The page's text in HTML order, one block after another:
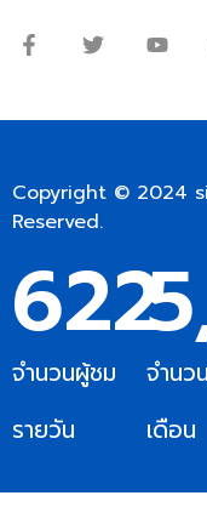
Copyright © 2024
Reserved.
จำนวนผู้ชม
รายวัน
622
จำนว
เดือน